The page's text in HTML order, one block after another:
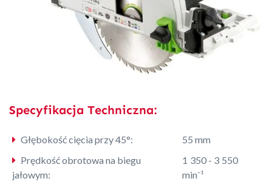
Specyfikacja Techniczna:
Głębokość cięcia przy 45°:
55 mm
Prędkość obrotowa na biegu
jałowym:
1 350 - 3 550
min⁻¹